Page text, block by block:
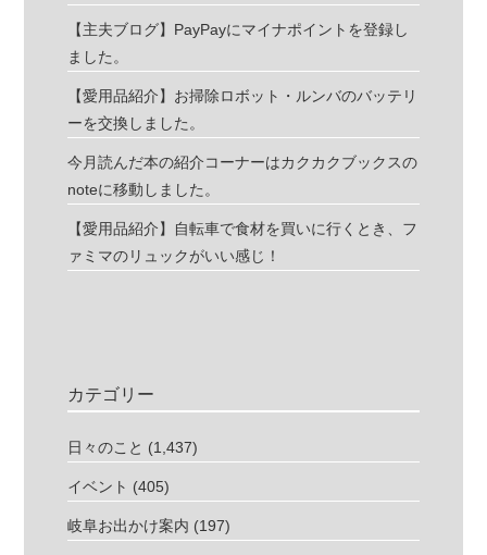
【主夫ブログ】PayPayにマイナポイントを登録し
ました。
【愛用品紹介】お掃除ロボット・ルンバのバッテリ
ーを交換しました。
今月読んだ本の紹介コーナーはカクカクブックスの
noteに移動しました。
【愛用品紹介】自転車で食材を買いに行くとき、フ
ァミマのリュックがいい感じ！
カテゴリー
日々のこと (1,437)
イベント (405)
岐阜お出かけ案内 (197)